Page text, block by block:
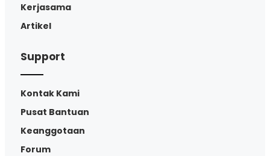
Kerjasama
Artikel
Support
Kontak Kami
Pusat Bantuan
Keanggotaan
Forum